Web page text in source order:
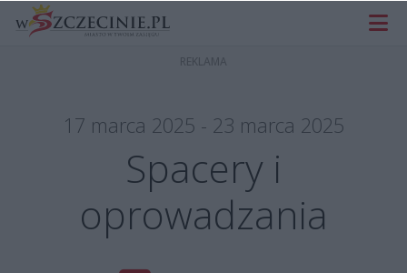
17 marca 2025 - 23 marca 2025
Spacery i
oprowadzania